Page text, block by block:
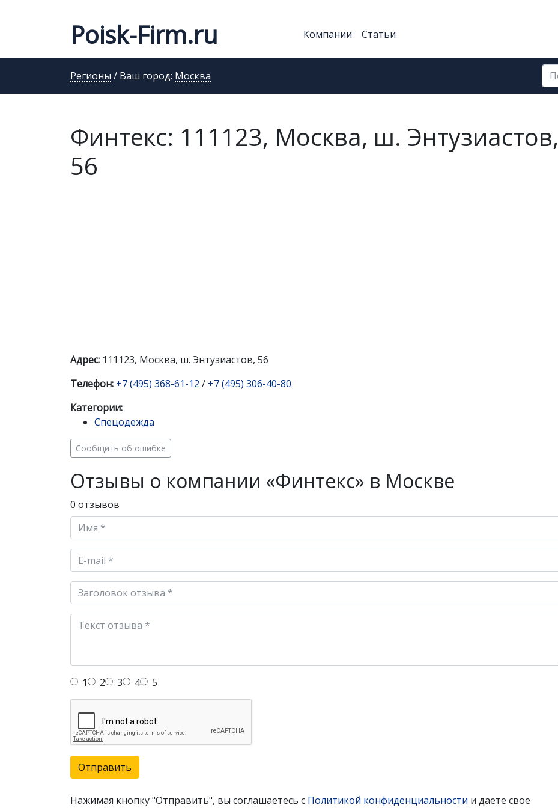
Poisk-Firm.ru Компании Статьи
Регионы / Ваш город: Москва
Финтекс: 111123, Москва, ш. Энтузиастов,
56
Адрес: 111123, Москва, ш. Энтузиастов, 56
Телефон: +7 (495) 368-61-12 / +7 (495) 306-40-80
Категории:
Спецодежда
Сообщить об ошибке
Отзывы о компании «Финтекс» в Москве
0 отзывов
1 2 3 4 5
Отправить
Нажимая кнопку "Отправить", вы соглашаетесь с Политикой конфиденциальности и даете свое